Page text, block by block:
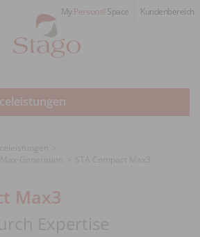
MyPersonal Space Kundenbereich
Max3
Expertise